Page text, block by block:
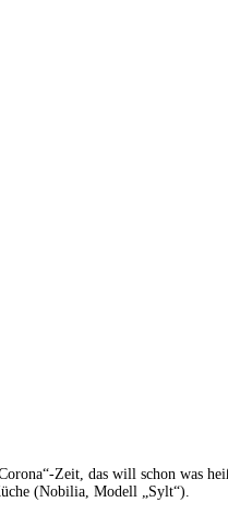
Zeit, das will schon was
(Nobilia, Modell „Sylt“).